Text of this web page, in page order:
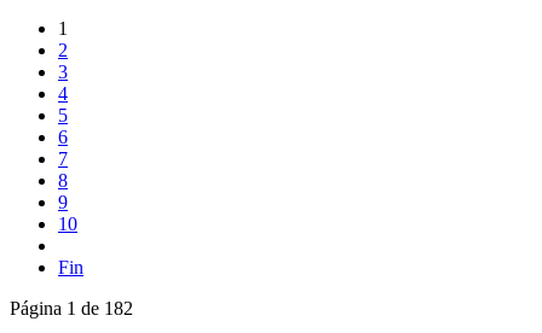
1
2
3
4
5
6
7
8
9
10
Fin
Página 1 de 182